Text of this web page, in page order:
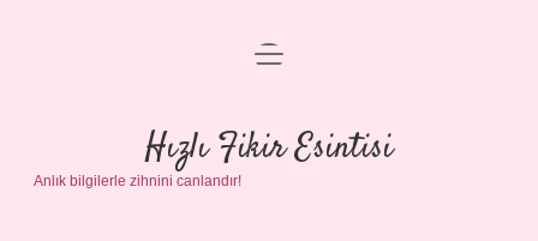
Anasayfa
Gizlilik Politikası
Yasal Uyarı
menüyü
Hızlı Fikir Esintisi
Anlık bilgilerle zihnini canlandır!